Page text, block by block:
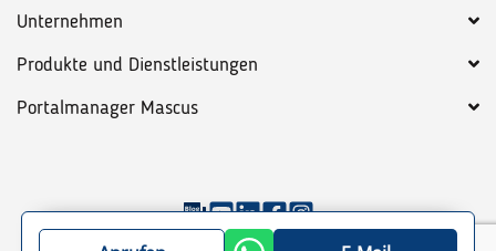
Unternehmen
Produkte und Dienstleistungen
Portalmanager Mascus